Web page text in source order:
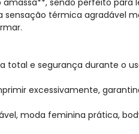
térmica agradável
total e segurança durante o
excessivamente,
moda feminina prática,